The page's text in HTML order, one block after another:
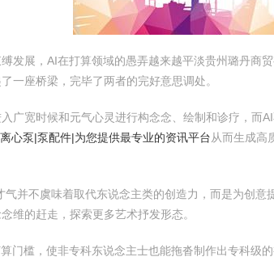
发展，AI在打算领域的愚弄越来越平淡贵州璐丹商
一座桥梁，完毕了两者的完好意思调处。
广宽时候和元气心灵进行构念念、绘制和诊疗，
心泵|泵配件|为您提供最专业的资讯平台从而生成高
气并不虞味着取代东说念主类的创造力，而是为创意
维的赶走，探索更多艺术抒发形态。
门槛，使非专科东说念主士也能拖沓制作出专科级